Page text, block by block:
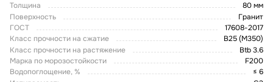
Толщина
80 мм
Поверхность
Гранит
ГОСТ
17608-2017
Класс прочности на сжатие
В25 (М350)
Класс прочности на растяжение
Btb 3.6
Марка по морозостойкости
F200
Водопоглощение, %
≤ 6